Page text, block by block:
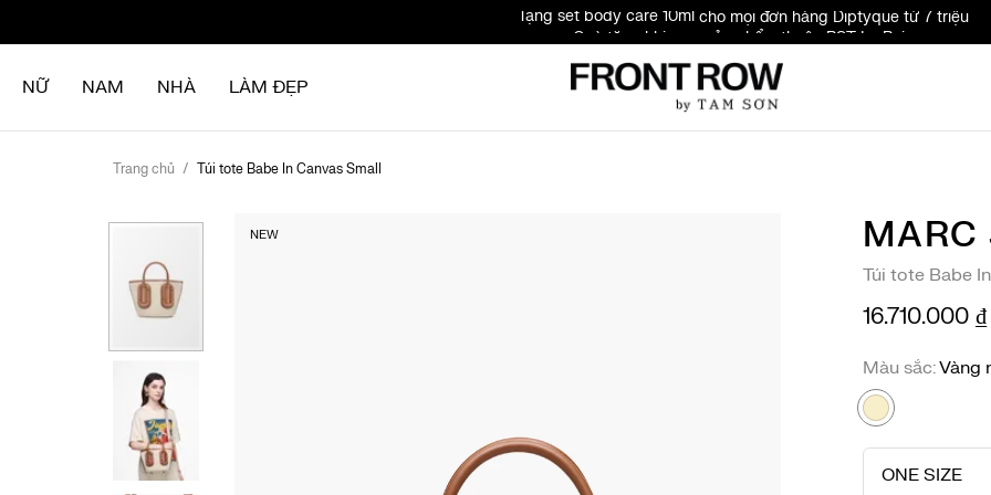
Quà tặng khi mua sản phẩm thuộc BST Le Bain
Đăng ký & nhập mã FRONTROW - Giảm 10% cho đơn đầu tiên
đến
dungNỮ NAM NHÀ LÀM ĐẸP
Trang chủ Túi tote Babe In Canvas Small
Chuyển
phần
đầu
của
viện
NEW MARC
Túi tote Babe
16.710.000 ₫
Màu sắc Vàng
ONE SIZE